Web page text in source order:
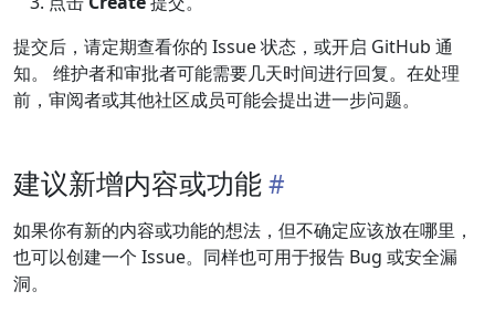
提交后，请定期查看你的 Issue 状态，或开启 GitHub 通
知。 维护者和审批者可能需要几天时间进行回复。在处理
前，审阅者或其他社区成员可能会提出进一步问题。
建议新增内容或功能
如果你有新的内容或功能的想法，但不确定应该放在哪里，
也可以创建一个 Issue。同样也可用于报告 Bug 或安全漏
洞。